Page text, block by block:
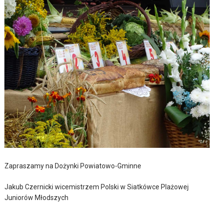
Zapraszamy na Dożynki Powiatowo-Gminne
Jakub Czernicki wicemistrzem Polski w Siatkówce Plażowej
Juniorów Młodszych